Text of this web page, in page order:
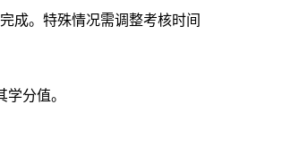
成。特殊情况需调整考核时间
分值。